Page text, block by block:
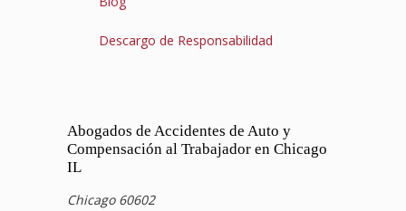
Descargo de Responsabilidad
Abogados de Accidentes de Auto y
Compensación al Trabajador en Chicago
IL
Chicago 60602